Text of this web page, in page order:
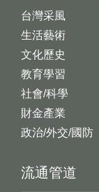
台灣采風
生活藝術
文化歷史
教育學習
社會/科學
財金產業
政治/外交/國防
流通管道